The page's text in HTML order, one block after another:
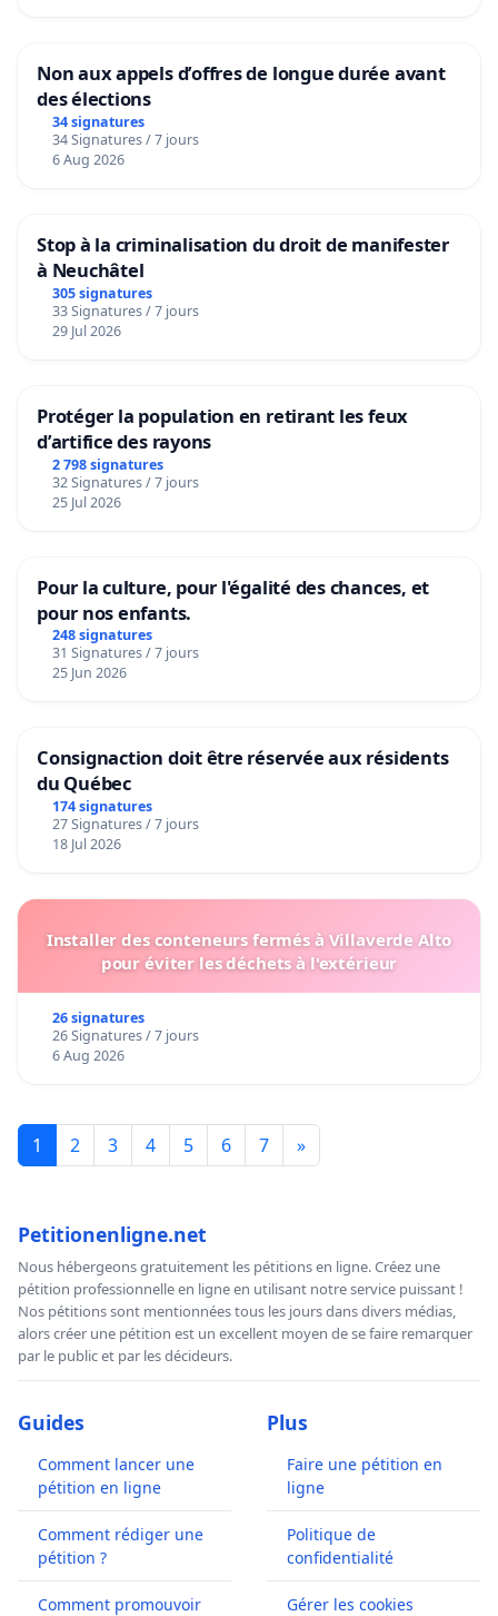
Non aux appels d’offres de longue durée avant
des élections
34 signatures
34 Signatures / 7 jours
6 Aug 2026
Stop à la criminalisation du droit de manifester
à Neuchâtel
305 signatures
33 Signatures / 7 jours
29 Jul 2026
Protéger la population en retirant les feux
d’artifice des rayons
2 798 signatures
32 Signatures / 7 jours
25 Jul 2026
Pour la culture, pour l'égalité des chances, et
pour nos enfants.
248 signatures
31 Signatures / 7 jours
25 Jun 2026
Consignaction doit être réservée aux résidents
du Québec
174 signatures
27 Signatures / 7 jours
18 Jul 2026
Installer des conteneurs fermés à Villaverde Alto
pour éviter les déchets à l'extérieur
26 signatures
26 Signatures / 7 jours
6 Aug 2026
1 2 3 4 5 6 7 »
Petitionenligne.net
Nous hébergeons gratuitement les pétitions en ligne. Créez une
pétition professionnelle en ligne en utilisant notre service puissant !
Nos pétitions sont mentionnées tous les jours dans divers médias,
alors créer une pétition est un excellent moyen de se faire remarquer
par le public et par les décideurs.
Guides
Comment lancer une
pétition en ligne
Comment rédiger une
pétition ?
Comment promouvoir
Plus
Faire une pétition en
ligne
Politique de
confidentialité
Gérer les cookies